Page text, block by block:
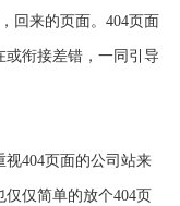
回来的页面。404页面
或衔接差错，一同引导
404页面的公司站来
仅简单的放个404页